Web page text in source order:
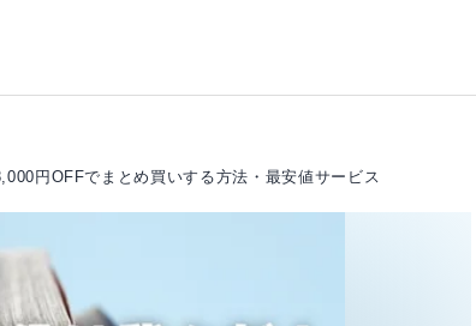
円OFFでまとめ買いする方法・最安値サービス